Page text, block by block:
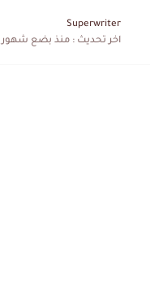
Superwriter
اخر تحديث :منذ بضع شهور